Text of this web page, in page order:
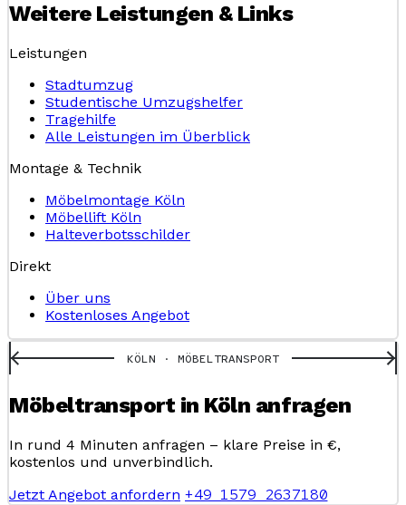
Weitere Leistungen & Links
Leistungen
Stadtumzug
Studentische Umzugshelfer
Tragehilfe
Alle Leistungen im Überblick
Montage & Technik
Möbelmontage Köln
Möbellift Köln
Halteverbotsschilder
Direkt
Über uns
Kostenloses Angebot
KÖLN · MÖBELTRANSPORT
Möbeltransport in Köln anfragen
In rund 4 Minuten anfragen – klare Preise in €,
kostenlos und unverbindlich.
Jetzt Angebot anfordern +49 1579 2637180